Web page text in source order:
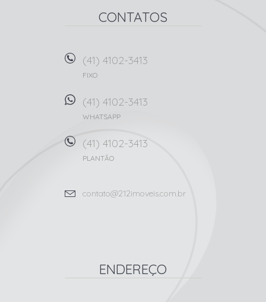
CONTATOS
(41) 4102-3413
FIXO
(41) 4102-3413
WHATSAPP
(41) 4102-3413
PLANTÃO
contato@212imoveis.com.br
ENDEREÇO